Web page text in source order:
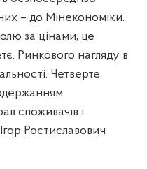
– до Мінекономіки.
за цінами, це
Ринкового нагляду в
Четверте.
споживачів і
Ростиславович